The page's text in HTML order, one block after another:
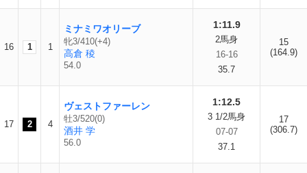
16 1 1
ミナミワオリーブ
牝3/410(+4)
高倉 稜
54.0
1:11.9
2馬身
16-16
35.7
15
(164.9)
17 2 4
ヴェストファーレン
牡3/520(0)
酒井 学
56.0
1:12.5
3 1/2馬身
07-07
37.1
17
(306.7)